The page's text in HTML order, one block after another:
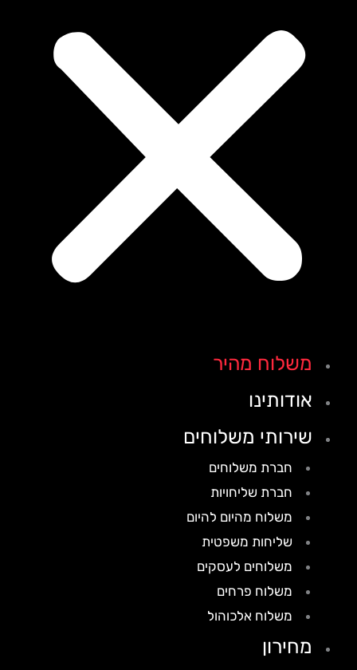
משלוח מהיר
אודותינו
שירותי משלוחים
חברת משלוחים
חברת שליחויות
משלוח מהיום להיום
שליחות משפטית
משלוחים לעסקים
משלוח פרחים
משלוח אלכוהול
מחירון